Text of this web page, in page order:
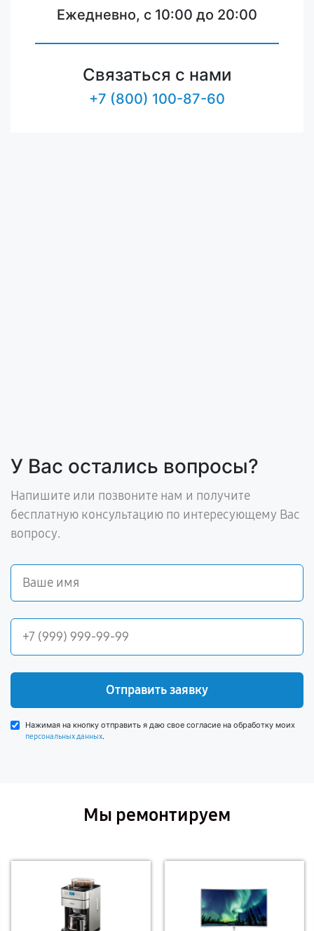
Ежедневно, с 10:00 до 20:00
Связаться с нами
+7 (800) 100-87-60
У Вас остались вопросы?
Напишите или позвоните нам и получите
бесплатную консультацию по интересующему Вас
вопросу.
Отправить заявку
Нажимая на кнопку отправить я даю свое согласие на обработку моих
персональных данных.
Мы ремонтируем